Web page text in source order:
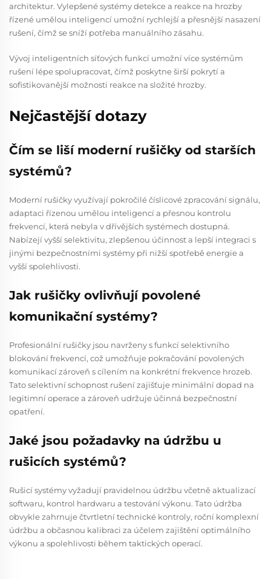
architektur. Vylepšené systémy detekce a reakce na hrozby
řízené umělou inteligencí umožní rychlejší a přesnější nasazení
rušení, čímž se sníží potřeba manuálního zásahu.
Vývoj inteligentních síťových funkcí umožní více systémům
rušení lépe spolupracovat, čímž poskytne širší pokrytí a
sofistikovanější možnosti reakce na složité hrozby.
Nejčastější dotazy
Čím se liší moderní rušičky od starších
systémů?
Moderní rušičky využívají pokročilé číslicové zpracování signálu,
adaptaci řízenou umělou inteligencí a přesnou kontrolu
frekvencí, která nebyla v dřívějších systémech dostupná.
Nabízejí vyšší selektivitu, zlepšenou účinnost a lepší integraci s
jinými bezpečnostními systémy při nižší spotřebě energie a
vyšší spolehlivosti.
Jak rušičky ovlivňují povolené
komunikační systémy?
Profesionální rušičky jsou navrženy s funkcí selektivního
blokování frekvencí, což umožňuje pokračování povolených
komunikací zároveň s cílením na konkrétní frekvence hrozeb.
Tato selektivní schopnost rušení zajišťuje minimální dopad na
legitimní operace a zároveň udržuje účinná bezpečnostní
opatření.
Jaké jsou požadavky na údržbu u
rušicích systémů?
Rušicí systémy vyžadují pravidelnou údržbu včetně aktualizací
softwaru, kontrol hardwaru a testování výkonu. Tato údržba
obvykle zahrnuje čtvrtletní technické kontroly, roční komplexní
údržbu a občasnou kalibraci za účelem zajištění optimálního
výkonu a spolehlivosti během taktických operací.